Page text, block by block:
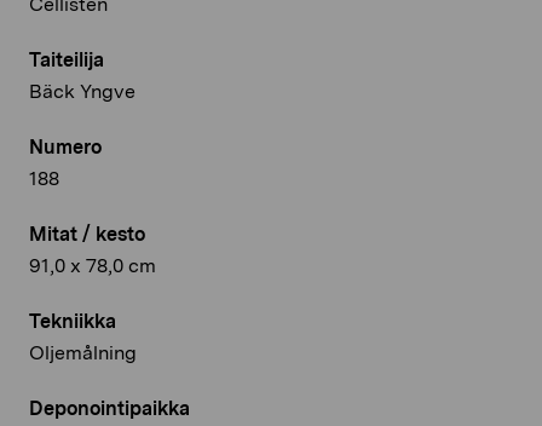
Taiteilija
Bäck Yngve
Numero
188
Mitat / kesto
91,0 x 78,0 cm
Tekniikka
Oljemålning
Deponointipaikka